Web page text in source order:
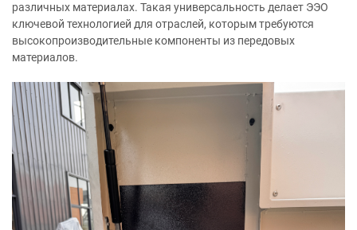
различных материалах. Такая универсальность делает ЭЭО
ключевой технологией для отраслей, которым требуются
высокопроизводительные компоненты из передовых
материалов.